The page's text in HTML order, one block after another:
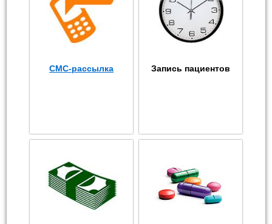
СМС-рассылка Запись пациентов